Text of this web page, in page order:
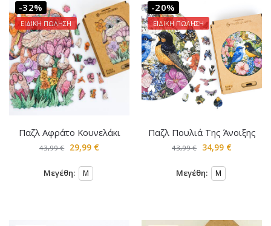
-32%
ΕΙΔΙΚΗ ΠΩΛΗΣΗ
Παζλ Αφράτο Κουνελάκι
43,99€ 29,99 €
Μεγέθη: M
-20%
ΕΙΔΙΚΗ ΠΩΛΗΣΗ
Παζλ Πουλιά Της Άνοιξης
43,99€ 34,99 €
Μεγέθη: M